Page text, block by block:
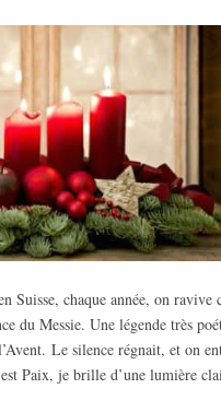
Suisse, chaque année, on
du Messie. Une légende très
Le silence régnait, et on
Paix, je brille d’une lumière